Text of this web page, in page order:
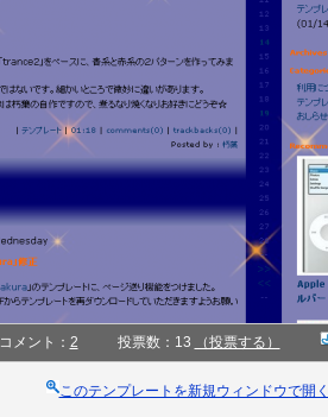
コメント： 2 投票数：13 （投票する）
このテンプレートを新規ウィンドウで開